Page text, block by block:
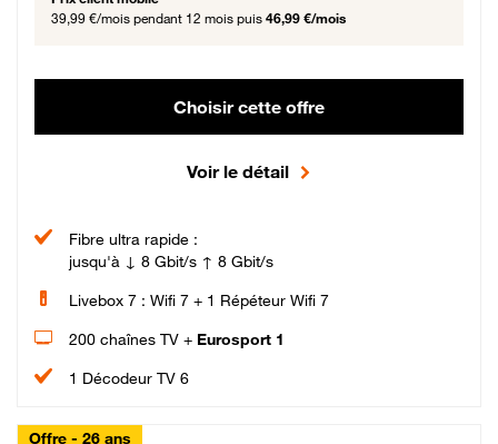
39,99 €/mois pendant 12 mois puis 46,99 €/mois
Choisir cette offre
Voir le détail
Fibre ultra rapide :
jusqu'à ↓ 8 Gbit/s ↑ 8 Gbit/s
Livebox 7 : Wifi 7 + 1 Répéteur Wifi 7
200 chaînes TV + Eurosport 1
1 Décodeur TV 6
Offre - 26 ans